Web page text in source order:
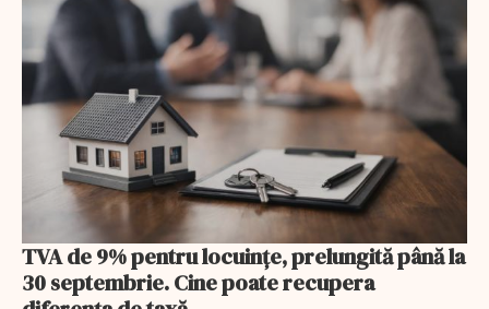
TVA de 9% pentru locuințe, prelungită până la
30 septembrie. Cine poate recupera